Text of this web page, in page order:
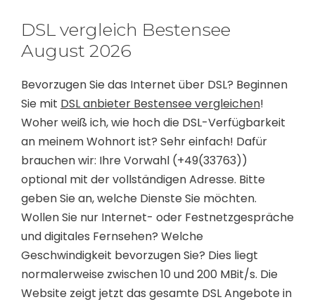
DSL vergleich Bestensee
August 2026
Bevorzugen Sie das Internet über DSL? Beginnen
Sie mit DSL anbieter Bestensee vergleichen!
Woher weiß ich, wie hoch die DSL-Verfügbarkeit
an meinem Wohnort ist? Sehr einfach! Dafür
brauchen wir: Ihre Vorwahl (+49(33763))
optional mit der vollständigen Adresse. Bitte
geben Sie an, welche Dienste Sie möchten.
Wollen Sie nur Internet- oder Festnetzgespräche
und digitales Fernsehen? Welche
Geschwindigkeit bevorzugen Sie? Dies liegt
normalerweise zwischen 10 und 200 MBit/s. Die
Website zeigt jetzt das gesamte DSL Angebote in